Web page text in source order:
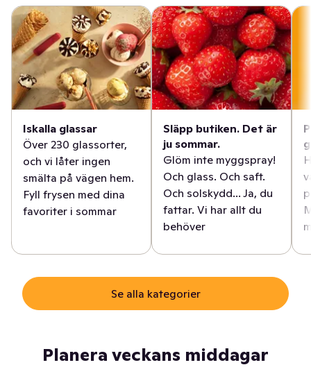
Iskalla glassar
Över 230 glassorter,
och vi låter ingen
smälta på vägen hem.
Fyll frysen med dina
favoriter i sommar
Släpp butiken. Det är
ju sommar.
Glöm inte myggspray!
Och glass. Och saft.
Och solskydd... Ja, du
fattar. Vi har allt du
behöver
Se alla kategorier
Planera veckans middagar